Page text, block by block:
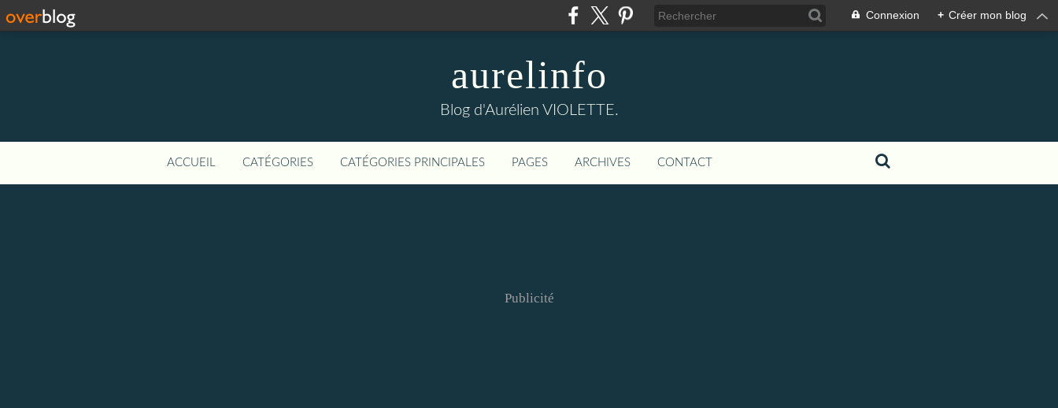
Connexion + Créer mon blog
aurelinfo
Blog d'Aurélien VIOLETTE.
ACCUEIL CATÉGORIES CATÉGORIES PRINCIPALES PAGES ARCHIVES CONTACT
Publicité